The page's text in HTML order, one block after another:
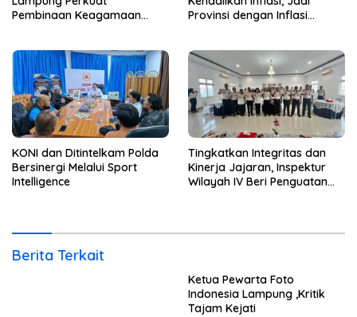
Pembinaan Keagamaan
Habsyi
Provinsi dengan Inflasi
KONI dan Ditintelkam Polda
Bersinergi Melalui Sport
Intelligence
Tingkatkan Integritas dan
Kinerja Jajaran, Inspektur
Wilayah IV Beri Penguatan
Berita Terkait
Ketua Pewarta Foto
Indonesia Lampung ,Kritik
Tajam Kejati